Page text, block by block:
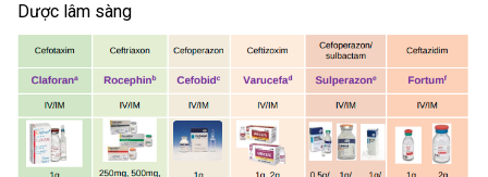
Dược lâm sàng